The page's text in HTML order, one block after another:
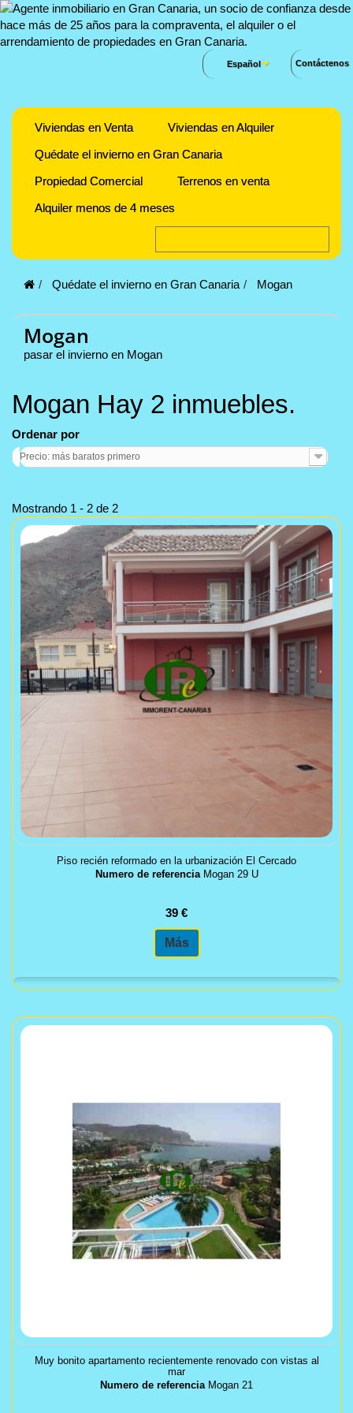
Contáctenos
Español
Viviendas en Venta
Viviendas en Alquiler
Quédate el invierno en Gran Canaria
Propiedad Comercial
Terrenos en venta
Alquiler menos de 4 meses
Quédate el invierno en Gran Canaria Mogan
Mogan
pasar el invierno en Mogan
Mogan Hay 2 inmuebles.
Ordenar por
Precio: más baratos primero
Mostrando 1 - 2 de 2
Piso recién reformado en la urbanización El Cercado
Numero de referencia Mogan 29 U
39 €
Más
Muy bonito apartamento recientemente renovado con vistas al
mar
Numero de referencia Mogan 21